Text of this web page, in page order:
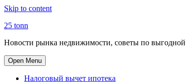
Skip to content
25 tonn
Новости рынка недвижимости, советы по
Open Menu
Налоговый вычет ипотека